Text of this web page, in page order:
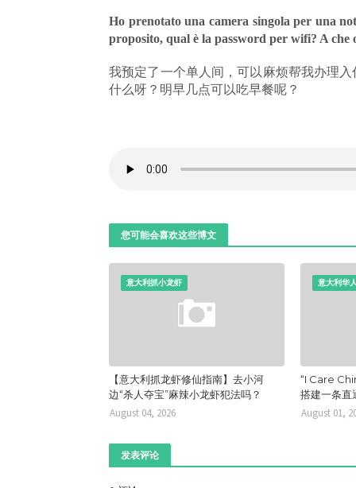
Ho prenotato una camera singola per una
proposito, qual è la password per wifi? A
我预定了一个单人间，可以麻烦帮我办理
什么呀？明早几点可以吃早餐呢？
您可能会喜欢这些博文
意大利抓小龙虾
【意大利抓龙虾修仙指南】去小河
边“杀人夺宝”麻辣小龙虾犯法吗？
August 04, 2026
意大利华
“I Care
搭建一条直
August 01,
发表评论